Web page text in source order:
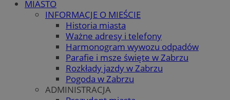
MIASTO
INFORMACJE O MIEŚCIE
Historia miasta
Ważne adresy i telefony
Harmonogram wywozu odpadów
Parafie i msze święte w Zabrzu
Rozkłady jazdy w Zabrzu
Pogoda w Zabrzu
ADMINISTRACJA